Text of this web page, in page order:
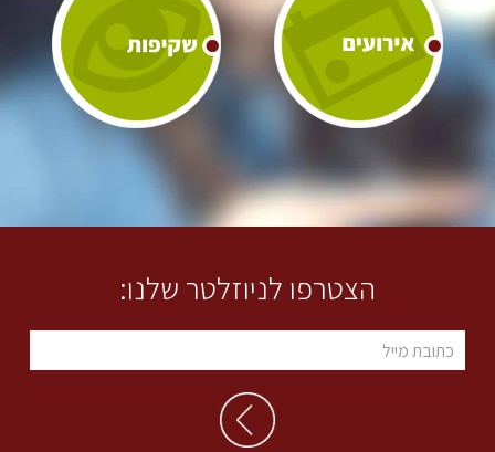
הצטרפו לניוזלטר שלנו: